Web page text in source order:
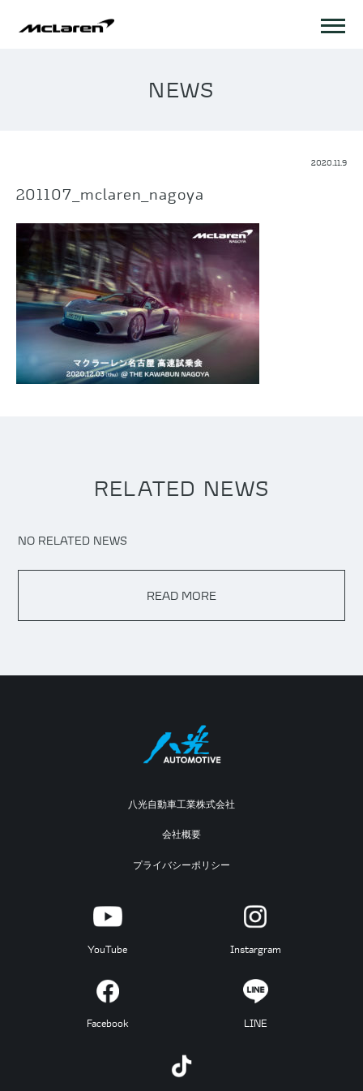
NEWS
2020.11.9
201107_mclaren_nagoya
RELATED NEWS
NO RELATED NEWS
READ MORE
八光自動車工業株式会社
会社概要
プライバシーポリシー
YouTube Instargram
Facebook LINE